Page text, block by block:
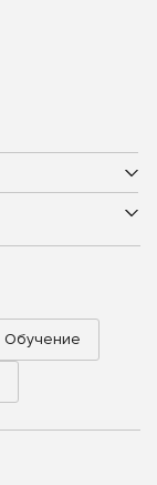
Обучение